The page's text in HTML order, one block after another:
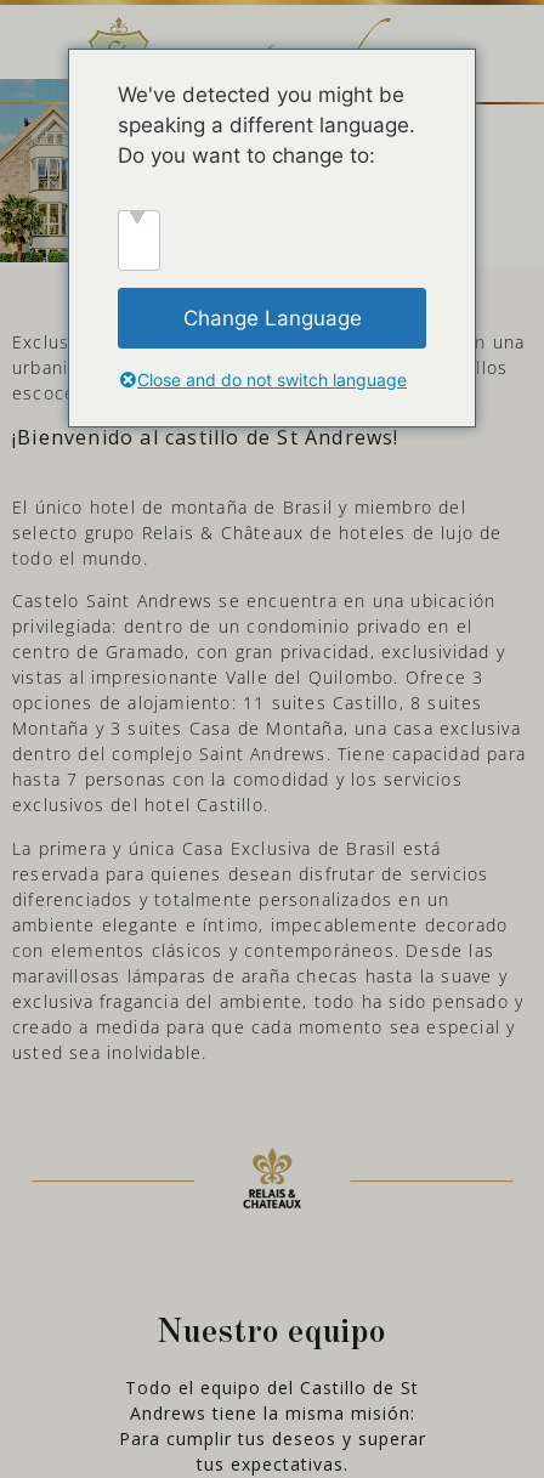
SAN ANDRÉS
Exclusividad, sofisticación y refinamiento se unen en una
urbanización con arquitectura inspirada en los castillos
escoceses.
¡Bienvenido al castillo de St Andrews!
El único hotel de montaña de Brasil y miembro del
selecto grupo Relais & Châteaux de hoteles de lujo de
todo el mundo.
Castelo Saint Andrews se encuentra en una ubicación
privilegiada: dentro de un condominio privado en el
centro de Gramado, con gran privacidad, exclusividad y
vistas al impresionante Valle del Quilombo. Ofrece 3
opciones de alojamiento: 11 suites Castillo, 8 suites
Montaña y 3 suites Casa de Montaña, una casa exclusiva
dentro del complejo Saint Andrews. Tiene capacidad para
hasta 7 personas con la comodidad y los servicios
exclusivos del hotel Castillo.
La primera y única Casa Exclusiva de Brasil está
reservada para quienes desean disfrutar de servicios
diferenciados y totalmente personalizados en un
ambiente elegante e íntimo, impecablemente decorado
con elementos clásicos y contemporáneos. Desde las
maravillosas lámparas de araña checas hasta la suave y
exclusiva fragancia del ambiente, todo ha sido pensado y
creado a medida para que cada momento sea especial y
usted sea inolvidable.
Nuestro equipo
Todo el equipo del Castillo de St
Andrews tiene la misma misión:
Para cumplir tus deseos y superar
tus expectativas.
We've detected you might be
speaking a different language.
Do you want to change to:
Change Language
Close and do not switch language